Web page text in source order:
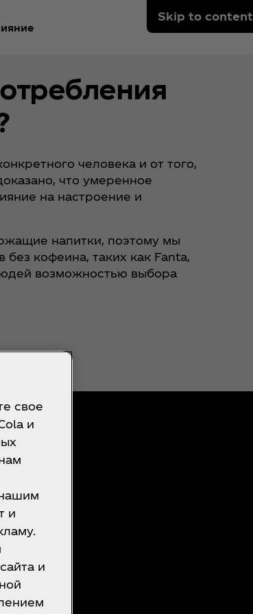
Skip to content
человека и от того,
что умеренное
на настроение и
напитки, поэтому мы
кофеина, таких как Fanta,
возможностью выбора
для
свое
и
и
и